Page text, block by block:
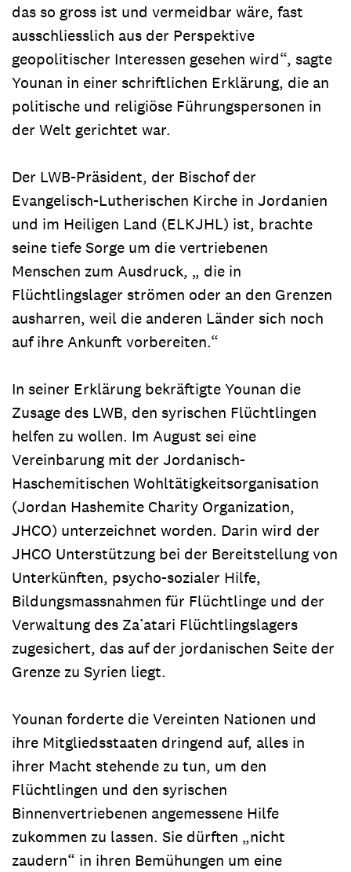
das so gross ist und vermeidbar wäre, fast
ausschliesslich aus der Perspektive
geopolitischer Interessen gesehen wird“, sagte
Younan in einer schriftlichen Erklärung, die an
politische und religiöse Führungspersonen in
der Welt gerichtet war.
Der LWB-Präsident, der Bischof der
Evangelisch-Lutherischen Kirche in Jordanien
und im Heiligen Land (ELKJHL) ist, brachte
seine tiefe Sorge um die vertriebenen
Menschen zum Ausdruck, „ die in
Flüchtlingslager strömen oder an den Grenzen
ausharren, weil die anderen Länder sich noch
auf ihre Ankunft vorbereiten.“
In seiner Erklärung bekräftigte Younan die
Zusage des LWB, den syrischen Flüchtlingen
helfen zu wollen. Im August sei eine
Vereinbarung mit der Jordanisch-
Haschemitischen Wohltätigkeitsorganisation
(Jordan Hashemite Charity Organization,
JHCO) unterzeichnet worden. Darin wird der
JHCO Unterstützung bei der Bereitstellung von
Unterkünften, psycho-sozialer Hilfe,
Bildungsmassnahmen für Flüchtlinge und der
Verwaltung des Za’atari Flüchtlingslagers
zugesichert, das auf der jordanischen Seite der
Grenze zu Syrien liegt.
Younan forderte die Vereinten Nationen und
ihre Mitgliedsstaaten dringend auf, alles in
ihrer Macht stehende zu tun, um den
Flüchtlingen und den syrischen
Binnenvertriebenen angemessene Hilfe
zukommen zu lassen. Sie dürften „nicht
zaudern“ in ihren Bemühungen um eine